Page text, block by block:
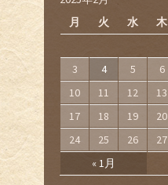
月
火 水 木
« 1月
3
4 5 6
10
11 12 13
17
18 19 20
24
25 26 27